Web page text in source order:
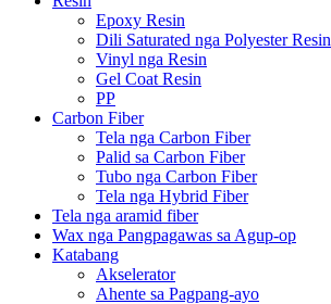
Epoxy Resin
Dili Saturated nga Polyester Resin
Vinyl nga Resin
Gel Coat Resin
PP
Carbon Fiber
Tela nga Carbon Fiber
Palid sa Carbon Fiber
Tubo nga Carbon Fiber
Tela nga Hybrid Fiber
Tela nga aramid fiber
Wax nga Pangpagawas sa Agup-op
Katabang
Akselerator
Ahente sa Pagpang-ayo